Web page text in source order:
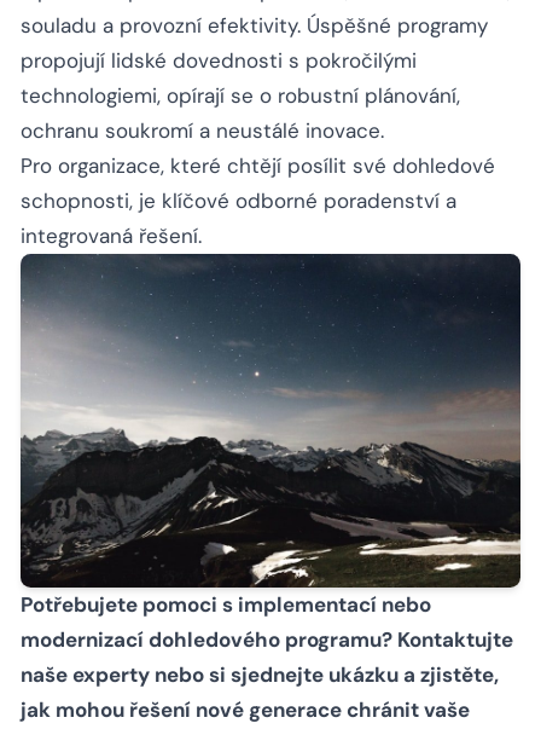
souladu a provozní efektivity. Úspěšné programy
propojují lidské dovednosti s pokročilými
technologiemi, opírají se o robustní plánování,
ochranu soukromí a neustálé inovace.
Pro organizace, které chtějí posílit své dohledové
schopnosti, je klíčové odborné poradenství a
integrovaná řešení.
Potřebujete pomoci s implementací nebo
modernizací dohledového programu? Kontaktujte
naše experty nebo si sjednejte ukázku a zjistěte,
jak mohou řešení nové generace chránit vaše